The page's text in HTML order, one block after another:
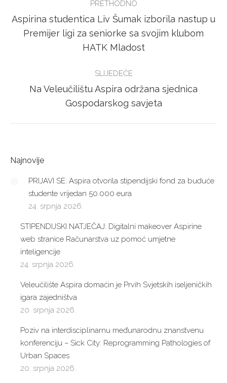
NAVIGATION
PRETHODNO
Previous
post:
Aspirina studentica Liv Šumak izborila nastup u
Premijer ligi za seniorke sa svojim klubom
HATK Mladost
SLIJEDEĆE
Next
post:
Na Veleučilištu Aspira održana sjednica
Gospodarskog savjeta
Najnovije
PRIJAVI SE: Aspira otvorila stipendijski fond za buduće
studente vrijedan 50.000 eura
24. srpnja 2026.
STIPENDIJSKI NATJEČAJ: Digitalni makeover Aspirine
web stranice Računarstva uz pomoć umjetne
inteligencije
24. srpnja 2026.
Veleučilište Aspira domaćin je Prvih Svjetskih iseljeničkih
igara zajedništva
20. srpnja 2026.
Poziv na interdisciplinarnu međunarodnu znanstvenu
konferenciju – Sick City: Reprogramming Pathologies of
Urban Spaces
20. srpnja 2026.